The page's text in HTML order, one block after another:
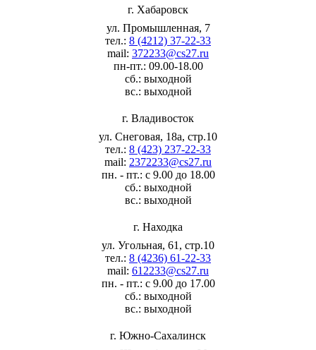
г. Хабаровск
ул. Промышленная, 7
тел.: 8 (4212) 37-22-33
mail: 372233@cs27.ru
пн-пт.: 09.00-18.00
сб.: выходной
вс.: выходной
г. Владивосток
ул. Снеговая, 18а, стр.10
тел.: 8 (423) 237-22-33
mail: 2372233@cs27.ru
пн. - пт.: с 9.00 до 18.00
сб.: выходной
вс.: выходной
г. Находка
ул. Угольная, 61, стр.10
тел.: 8 (4236) 61-22-33
mail: 612233@cs27.ru
пн. - пт.: с 9.00 до 17.00
сб.: выходной
вс.: выходной
г. Южно-Сахалинск